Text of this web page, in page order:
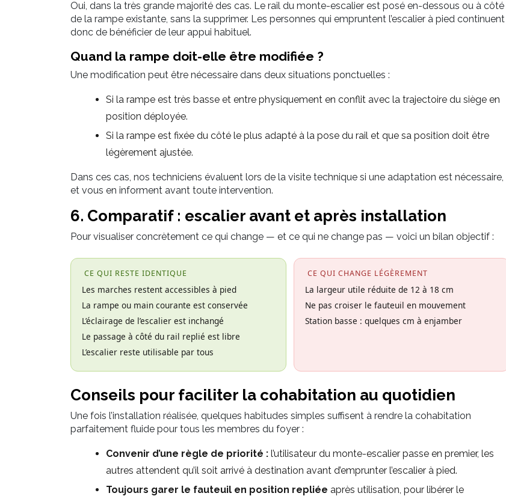
Oui, dans la très grande majorité des cas. Le rail du monte-escalier est posé en-dessous ou à côté
de la rampe existante, sans la supprimer. Les personnes qui empruntent l’escalier à pied continuent
donc de bénéficier de leur appui habituel.
Quand la rampe doit-elle être modifiée ?
Une modification peut être nécessaire dans deux situations ponctuelles :
Si la rampe est très basse et entre physiquement en conflit avec la trajectoire du siège en
position déployée.
Si la rampe est fixée du côté le plus adapté à la pose du rail et que sa position doit être
légèrement ajustée.
Dans ces cas, nos techniciens évaluent lors de la visite technique si une adaptation est nécessaire,
et vous en informent avant toute intervention.
6. Comparatif : escalier avant et après installation
Pour visualiser concrètement ce qui change — et ce qui ne change pas — voici un bilan objectif :
CE QUI RESTE IDENTIQUE
Les marches restent accessibles à pied
La rampe ou main courante est conservée
L’éclairage de l’escalier est inchangé
Le passage à côté du rail replié est libre
L’escalier reste utilisable par tous
CE QUI CHANGE LÉGÈREMENT
La largeur utile réduite de 12 à 18 cm
Ne pas croiser le fauteuil en mouvement
Station basse : quelques cm à enjamber
Conseils pour faciliter la cohabitation au quotidien
Une fois l’installation réalisée, quelques habitudes simples suffisent à rendre la cohabitation
parfaitement fluide pour tous les membres du foyer :
Convenir d’une règle de priorité : l’utilisateur du monte-escalier passe en premier, les
autres attendent qu’il soit arrivé à destination avant d’emprunter l’escalier à pied.
Toujours garer le fauteuil en position repliée après utilisation, pour libérer le